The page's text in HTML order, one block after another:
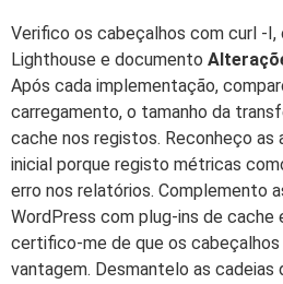
Verifico os cabeçalhos com curl -I,
Lighthouse e documento
Após cada implementação,
carregamento, o tamanho da
cache nos registos. Reconheço as
inicial porque registo métricas
erro nos relatórios. Complemento
WordPress com plug-ins de cache
certifico-me de que os
vantagem. Desmantelo as cadeias